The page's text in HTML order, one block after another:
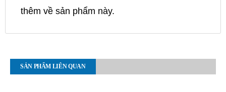
thêm về sản phẩm này.
SẢN PHẨM LIÊN QUAN